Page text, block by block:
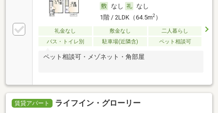
なし
なし
1階 / 2LDK（64.5m2）
礼金なし 敷金なし
二人暮らし
バス・トイレ別
駐車場(近隣含) ペット相談可
ペット相談可・メゾネット・角部屋
賃貸アパート ライフイン・グローリー